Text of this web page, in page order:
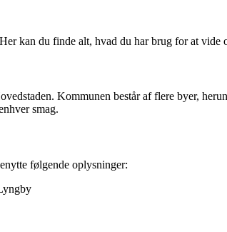
kan du finde alt, hvad du har brug for at vide
Kommunen består af flere byer,
smag.
følgende oplysninger: